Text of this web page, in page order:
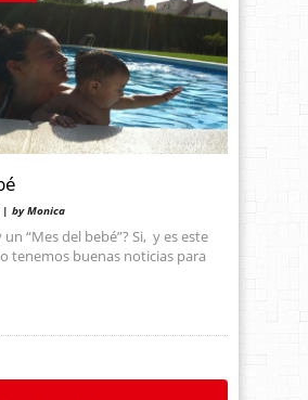
| by Monica
“Mes del bebé”? Si, y es este
tenemos buenas noticias para